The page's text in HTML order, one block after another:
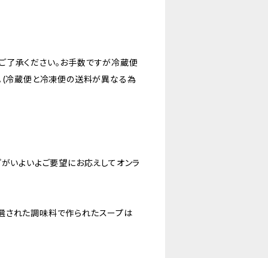
承ください。お手数ですが冷蔵便
(冷蔵便と冷凍便の送料が異なる為
よいよご要望にお応えしてオンラ
された調味料で作られたスープは